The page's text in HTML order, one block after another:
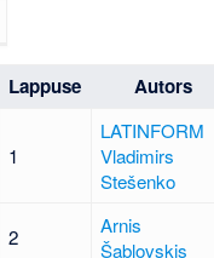
Lappuse Autors
1
LATINFORM
Vladimirs
Stešenko
2
Arnis
Šablovskis